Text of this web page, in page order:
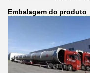
Embalagem do produto